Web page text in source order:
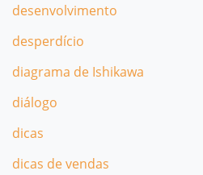
desenvolvimento
desperdício
diagrama de Ishikawa
diálogo
dicas
dicas de vendas